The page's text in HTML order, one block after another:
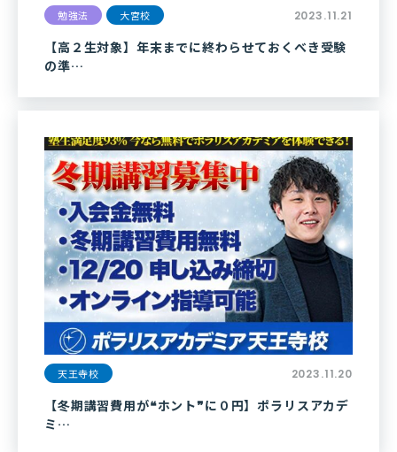
勉強法 大宮校 2023.11.21
【高２生対象】年末までに終わらせておくべき受験
の準…
天王寺校 2023.11.20
【冬期講習費用が❝ホント❞に０円】ポラリスアカデ
ミ…